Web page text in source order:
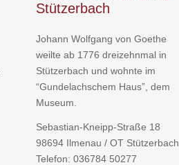
Stützerbach
Johann Wolfgang von Goethe
weilte ab 1776 dreizehnmal in
Stützerbach und wohnte im
“Gundelachschem Haus”, dem
Museum.
Sebastian-Kneipp-Straße 18
98694 Ilmenau / OT Stützerbach
Telefon: 036784 50277